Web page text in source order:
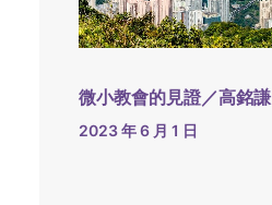
微小教會的見證／高銘謙
2023 年 6 月 1 日